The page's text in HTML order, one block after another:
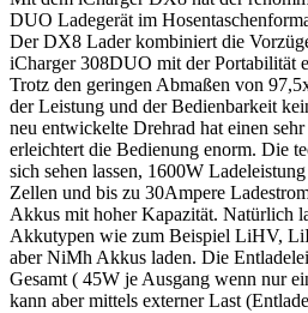
DUO Ladegerät im
Der DX8 Lader kombiniert die
iCharger 308DUO mit der Portabilität
Trotz den geringen Abmaßen von
der Leistung und der Bedienbarkeit
neu entwickelte Drehrad hat einen
erleichtert die Bedienung enorm. Die
sich sehen lassen, 1600W
Zellen und bis zu 30Ampere
Akkus mit hoher Kapazität. Natürlich
Akkutypen wie zum Beispiel LiHV,
aber NiMh Akkus laden. Die
Gesamt ( 45W je Ausgang wenn nur
kann aber mittels externer Last